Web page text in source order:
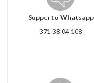
Supporto Whatsapp
371 38 04 108